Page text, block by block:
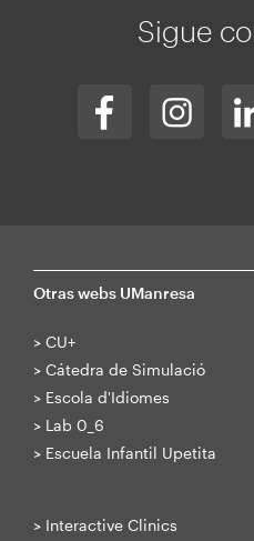
Sigue
Otras webs UManresa
> CU+
> Cátedra de Simulació
> Escola d'Idiomes
> Lab 0_6
> Escuela Infantil Upetita
> Interactive Clinics